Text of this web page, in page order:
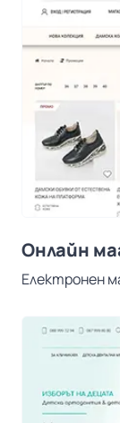
Онлайн
Електронен